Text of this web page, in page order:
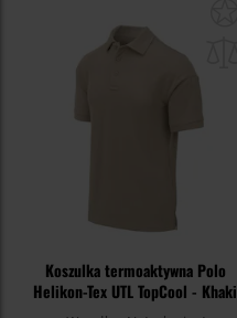
Koszulka termoaktywna Polo
Helikon-Tex UTL TopCool - Khaki